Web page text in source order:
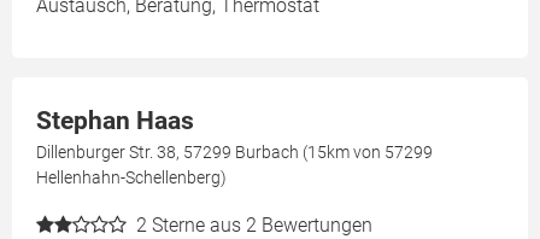
Austausch, Beratung, Thermostat
Stephan Haas
Dillenburger Str. 38, 57299 Burbach (15km von 57299
Hellenhahn-Schellenberg)
2 Sterne aus 2 Bewertungen